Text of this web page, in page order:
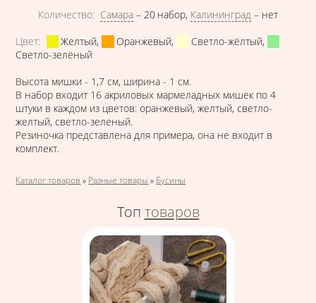
Количество: Самара –20 набор, Калининград – нет
Характеристики
Цвет: Желтый, Оранжевый, Светло-жёлтый,
Светло-зелёный
Высота мишки - 1,7 см, ширина - 1 см.
В набор входит 16 акриловых мармеладных мишек по 4
штуки в каждом из цветов: оранжевый, желтый, светло-
желтый, светло-зеленый.
Резиночка представлена для примера, она не входит в
комплект.
Вы здесь
Каталог товаров » Разные товары » Бусины
Топ товаров